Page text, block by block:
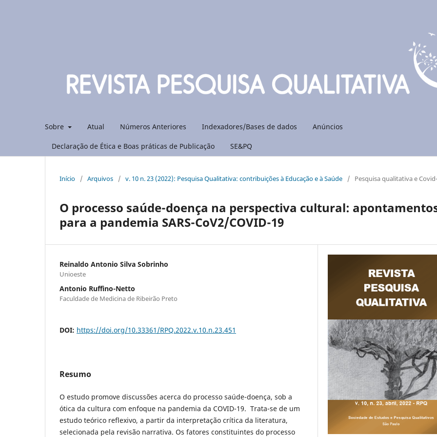
Sobre Atual Números Anteriores Indexadores/Bases de dados Anúncios
Declaração de Ética e Boas práticas de Publicação SE&PQ
Início / Arquivos / v. 10 n. 23 (2022): Pesquisa Qualitativa: contribuições à Educação e à Saúde / Pesquisa qualitativa e
O processo saúde-doença na perspectiva cultural:
para a pandemia SARS-CoV2/COVID-19
Reinaldo Antonio Silva Sobrinho
Unioeste
Antonio Ruffino-Netto
Faculdade de Medicina de Ribeirão Preto
DOI: https://doi.org/10.33361/RPQ.2022.v.10.n.23.451
Resumo
O estudo promove discussões acerca do processo saúde-doença, sob a
ótica da cultura com enfoque na pandemia da COVID-19. Trata-se de um
estudo teórico reflexivo, a partir da interpretação crítica da literatura,
selecionada pela revisão narrativa. Os fatores constituintes do processo